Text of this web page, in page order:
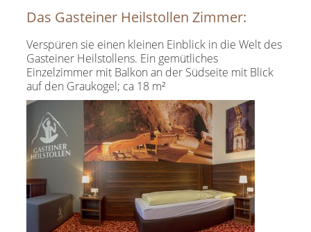
Das Gasteiner Heilstollen Zimmer:
Verspüren sie einen kleinen Einblick in die Welt des
Gasteiner Heilstollens. Ein gemütliches
Einzelzimmer mit Balkon an der Südseite mit Blick
auf den Graukogel; ca 18 m²